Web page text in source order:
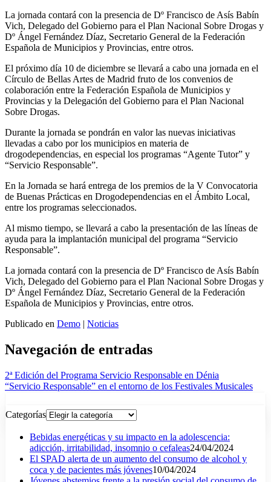
La jornada contará con la presencia de Dº Francisco de Asís Babín
Vich, Delegado del Gobierno para el Plan Nacional Sobre Drogas y
Dº Ángel Fernández Díaz, Secretario General de la Federación
Española de Municipios y Provincias, entre otros.
El próximo día 10 de diciembre se llevará a cabo una jornada en el
Círculo de Bellas Artes de Madrid fruto de los convenios de
colaboración entre la Federación Española de Municipios y
Provincias y la Delegación del Gobierno para el Plan Nacional
Sobre Drogas.
Durante la jornada se pondrán en valor las nuevas iniciativas
llevadas a cabo por los municipios en materia de
drogodependencias, en especial los programas “Agente Tutor” y
“Servicio Responsable”.
En la Jornada se hará entrega de los premios de la V Convocatoria
de Buenas Prácticas en Drogodependencias en el Ámbito Local,
entre los programas seleccionados.
Al mismo tiempo, se llevará a cabo la presentación de las líneas de
ayuda para la implantación municipal del programa “Servicio
Responsable”.
La jornada contará con la presencia de Dº Francisco de Asís Babín
Vich, Delegado del Gobierno para el Plan Nacional Sobre Drogas y
Dº Ángel Fernández Díaz, Secretario General de la Federación
Española de Municipios y Provincias, entre otros.
Publicado en Demo | Noticias
Navegación de entradas
2ª Edición del Programa Servicio Responsable en Dénia
“Servicio Responsable” en el entorno de los Festivales Musicales
Categorías
Bebidas energéticas y su impacto en la adolescencia:
adicción, irritabilidad, insomnio o cefaleas24/04/2024
El SPAD alerta de un aumento del consumo de alcohol y
coca y de pacientes más jóvenes10/04/2024